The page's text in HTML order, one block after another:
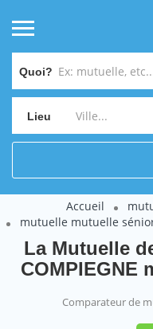
Quoi?
Lieu
Accueil
mutuelle mutuelle
La Mutuelle
COMPIEGNE
Comparateur de